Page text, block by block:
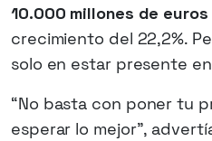
10.000 millones de euros
crecimiento del 22,2%.
solo en estar presente
“No basta con poner tu
esperar lo mejor”,